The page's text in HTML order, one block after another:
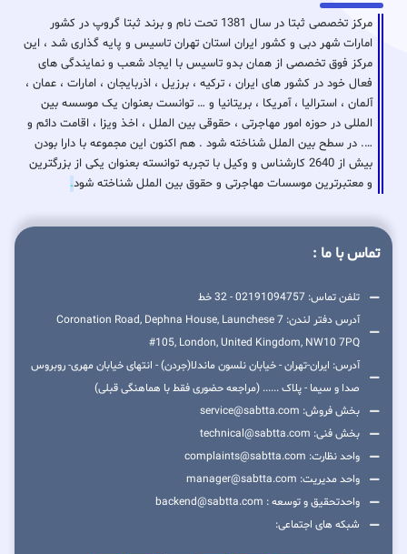
مرکز تخصصی ثبتا در سال 1381 تحت نام و برند ثبتا گروپ در کشور
امارات شهر دبی و کشور ایران استان تهران تاسیس و پایه گذاری شد ، این
مرکز فوق تخصصی از همان بدو تاسیس با ایجاد شعب و نمایندگی های
فعال خود در کشور های ایران ، ترکیه ، برزیل ، اذربایجان ، امارات ، عمان ،
آلمان ، استرالیا ، آمریکا ، بریتانیا و … توانست بعنوان یک موسسه بین
المللی در حوزه امور مهاجرتی ، حقوقی بین الملل ، اخذ ویزا ، اقامت دائم و
…. در سطح بین الملل شناخته شود . هم اکنون این مجموعه با دارا بودن
بیش از 2640 کارشناس و وکیل با تجربه توانسته بعنوان یکی از بزرگترین
و معتبرترین موسسات مهاجرتی و حقوق بین الملل شناخته شود.
تماس با ما :
تلفن تماس: 02191094757 - 32 خط
آدرس دفتر لندن: 7 Coronation Road, Dephna House, Launchese
#105, London, United Kingdom, NW10 7PQ
آدرس: ایران-تهران - خیابان نلسون ماندلا(جردن) - انتهای خیابان مهری- روبروس
صدا و سیما - پلاک ...... (مراجعه حضوری فقط با هماهنگی قبلی)
بخش فروش: service@sabtta.com
بخش فنی: technical@sabtta.com
واحد نظارت: complaints@sabtta.com
واحد مدیریت: manager@sabtta.com
واحدتحقیق و توسعه : backend@sabtta.com
شبکه های اجتماعی: